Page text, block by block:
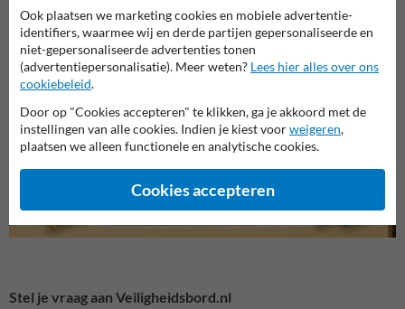
Verbodsborden
Veiligheidsborden voor
terrein
Veiligheidsborden
Stel je vraag aan Veiligheidsbord.nl
Ook plaatsen we marketing cookies en mobiele advertentie-
identifiers, waarmee wij en derde partijen gepersonaliseerde en
niet-gepersonaliseerde advertenties tonen
(advertentiepersonalisatie). Meer weten? Lees hier alles over ons
cookiebeleid.
Door op "Cookies accepteren" te klikken, ga je akkoord met de
instellingen van alle cookies. Indien je kiest voorweigeren,
plaatsen we alleen functionele en analytische cookies.
Cookies accepteren